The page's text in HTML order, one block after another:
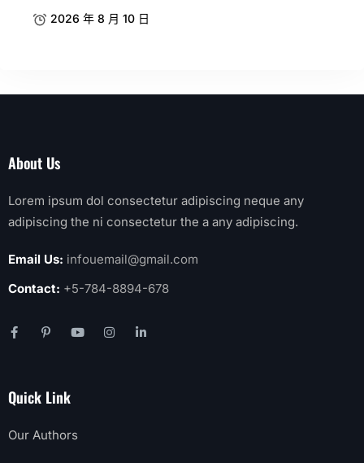
2026 年 8 月 10 日
About Us
Lorem ipsum dol consectetur adipiscing neque any
adipiscing the ni consectetur the a any adipiscing.
Email Us: infouemail@gmail.com
Contact: +5-784-8894-678
Quick Link
Our Authors